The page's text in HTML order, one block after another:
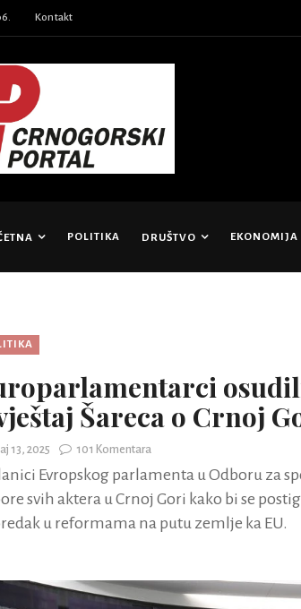
Kontakt
POLITIKA DRUŠTVO EKONOMIJA
Šareca o Crnoj
13, 2025 101 Komentara
Evropskog parlamenta u Odboru za
svih aktera u Crnoj Gori kako bi se
u reformama na putu zemlje ka EU.